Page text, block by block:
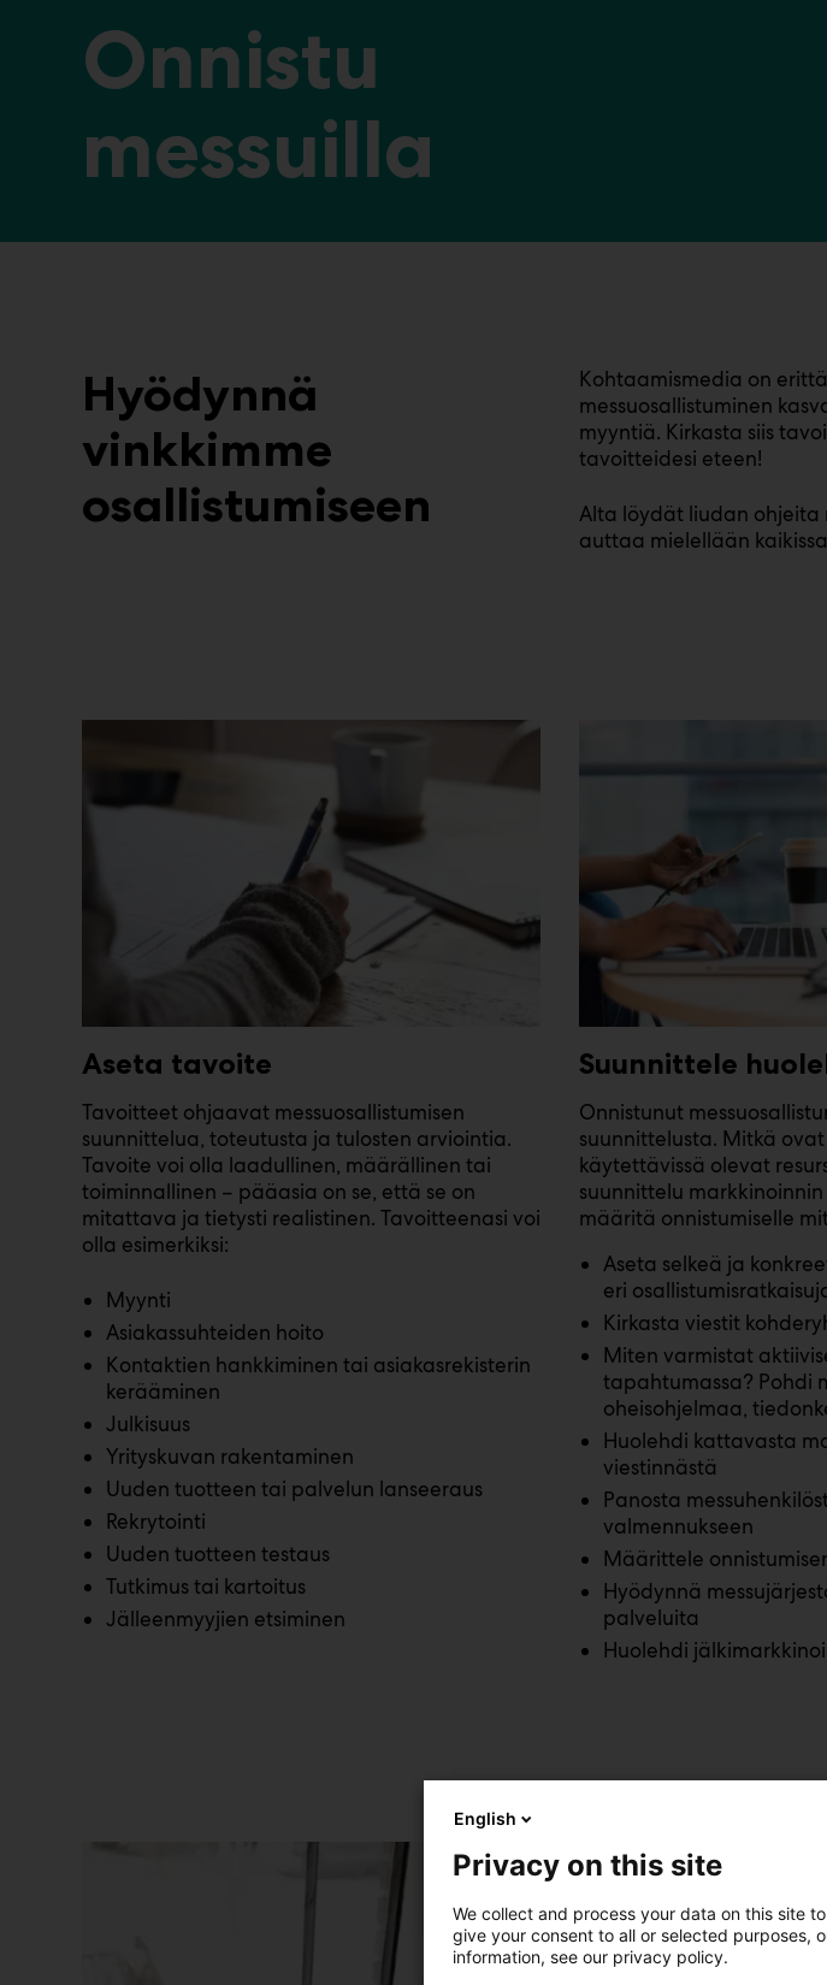
Onnistu
messuilla
Hyödynnä
vinkkimme
osallistumiseen
Kohtaamismedia on
messuosallistuminen
myyntiä. Kirkasta siis
tavoitteidesi eteen!
Alta löydät liudan ohjeita
auttaa mielellään
Aseta tavoite
Tavoitteet ohjaavat messuosallistumisen
suunnittelua, toteutusta ja tulosten arviointia.
Tavoite voi olla laadullinen, määrällinen tai
toiminnallinen – pääasia on se, että se on
mitattava ja tietysti realistinen. Tavoitteenasi voi
olla esimerkiksi:
Myynti
Asiakassuhteiden hoito
Kontaktien hankkiminen tai asiakasrekisterin
kerääminen
Julkisuus
Yrityskuvan rakentaminen
Uuden tuotteen tai palvelun lanseeraus
Rekrytointi
Uuden tuotteen testaus
Tutkimus tai kartoitus
Jälleenmyyjien etsiminen
Suunnittele
Onnistunut
suunnittelusta. Mitkä
käytettävissä olevat
suunnittelu
määritä onnistumiselle
Aseta selkeä ja
eri
Kirkasta viestit
Miten varmistat
tapahtumassa? Pohdi
oheisohjelmaa,
Huolehdi kattavasta
viestinnästä
Panosta
valmennukseen
Määrittele
Hyödynnä
palveluita
Huolehdi
English
Privacy on this site
We collect and process your data on this site
give your consent to all or selected purposes,
information, see our privacy policy.